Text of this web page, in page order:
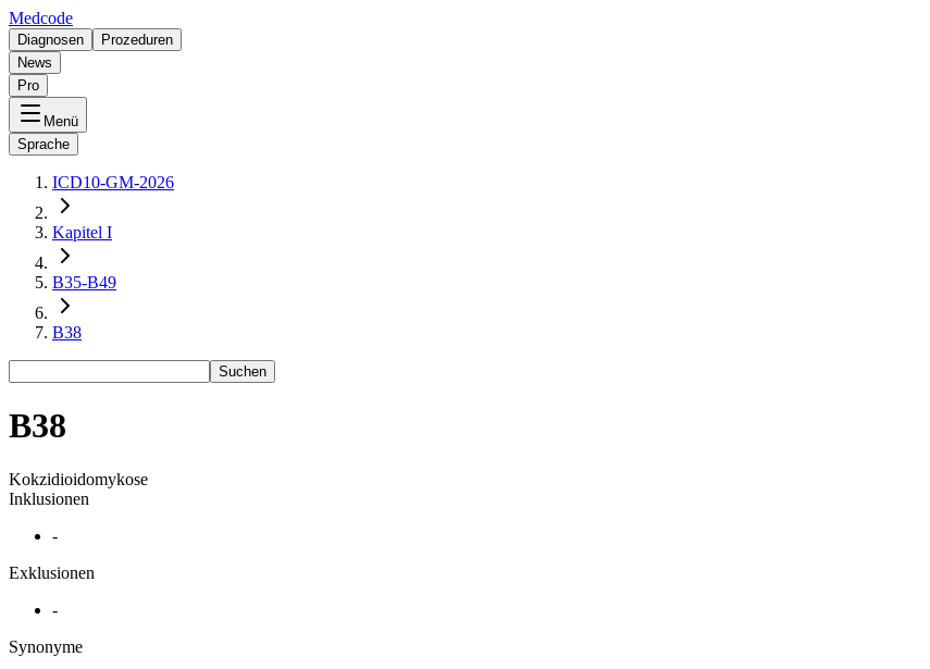
Medcode
Diagnosen
Prozeduren
News
Pro
Menü
Sprache
ICD10-GM-2026
Kapitel I
B35-B49
B38
Suchen
B38
Kokzidioidomykose
Inklusionen
-
Exklusionen
-
Synonyme